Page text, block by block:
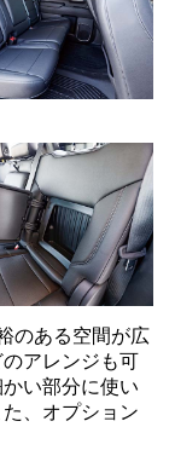
のある空間が広
アレンジも可
い部分に使い
、オプション